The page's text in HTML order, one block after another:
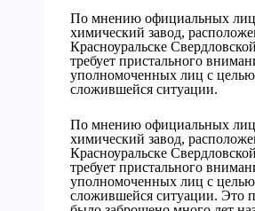
По мнению официальных
химический завод,
Красноуральске
требует пристального
уполномоченных лиц с
сложившейся ситуации.
По мнению официальных
химический завод,
Красноуральске
требует пристального
уполномоченных лиц с
сложившейся ситуации. Это